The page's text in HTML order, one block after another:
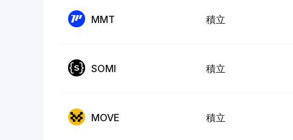
MMT 積立
SOMI 積立
MOVE 積立